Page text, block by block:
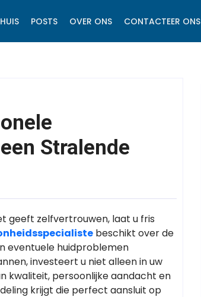
POSTS OVER ONS CONTACTEER ONS
Stralende
geeft zelfvertrouwen, laat u fris
beschikt over de
eventuele huidproblemen
investeert u niet alleen in uw
kwaliteit, persoonlijke aandacht en
krijgt die perfect aansluit op